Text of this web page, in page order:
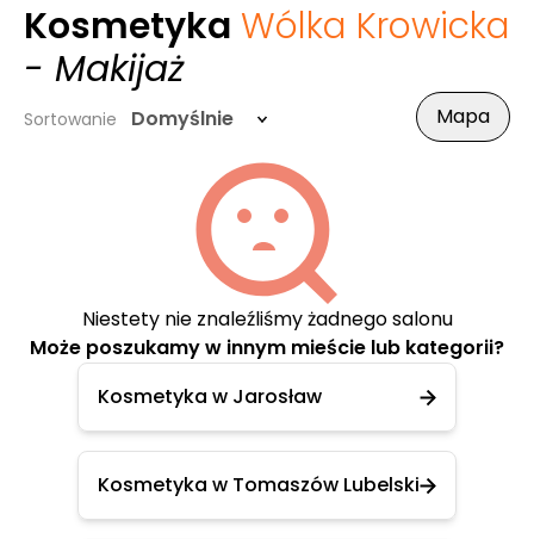
Kosmetyka Wólka Krowicka
- Makijaż
Sortowanie Domyślnie Mapa
Niestety nie znaleźliśmy żadnego salonu
Może poszukamy w innym mieście lub kategorii?
Kosmetyka w Jarosław
Kosmetyka w Tomaszów Lubelski